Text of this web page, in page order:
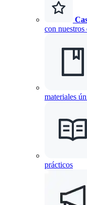
con nuestros
materiales
prácticos